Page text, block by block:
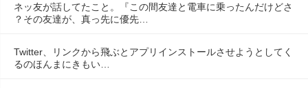
ネッ友が話してたこと。『この間友達と電車に乗ったんだけどさ
？その友達が、真っ先に優先…
Twitter、リンクから飛ぶとアプリインストールさせようとしてく
るのほんまにきもい…